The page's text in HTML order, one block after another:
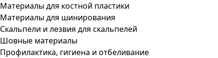
Материалы для костной пластики
Материалы для шинирования
Скальпели и лезвия для скальпелей
Шовные материалы
Профилактика, гигиена и отбеливание